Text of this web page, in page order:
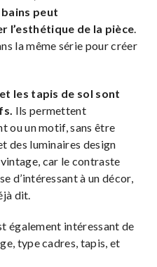
peut
l’esthétique de la pièce
la même série pour créer
les tapis de sol sont
Ils permettent
ou un motif, sans être
des luminaires design
car le contraste
d’intéressant à un décor,
dit.
également intéressant de
type cadres, tapis, et